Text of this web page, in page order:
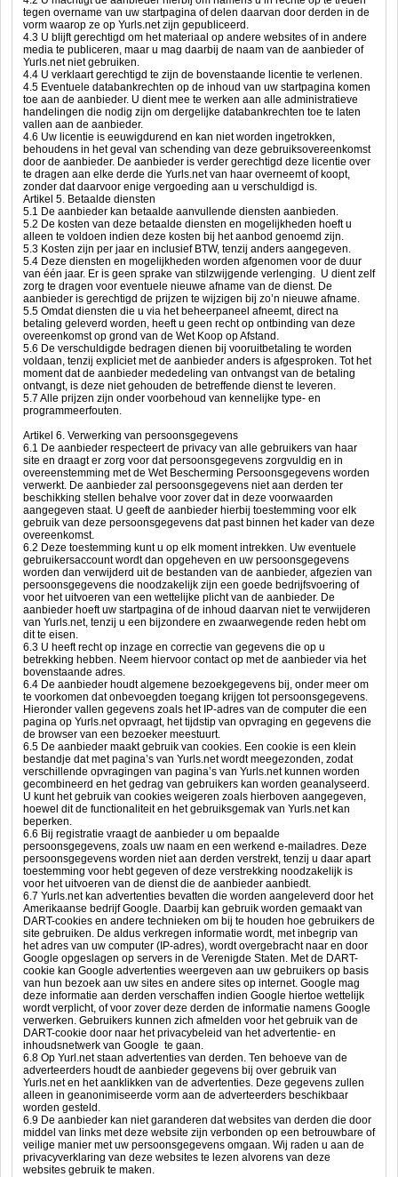
tegen overname van uw startpagina of delen daarvan door derden in de
vorm waarop ze op Yurls.net zijn gepubliceerd.
4.3 U blijft gerechtigd om het materiaal op andere websites of in andere
media te publiceren, maar u mag daarbij de naam van de aanbieder of
Yurls.net niet gebruiken.
4.4 U verklaart gerechtigd te zijn de bovenstaande licentie te verlenen.
4.5 Eventuele databankrechten op de inhoud van uw startpagina komen
toe aan de aanbieder. U dient mee te werken aan alle administratieve
handelingen die nodig zijn om dergelijke databankrechten toe te laten
vallen aan de aanbieder.
4.6 Uw licentie is eeuwigdurend en kan niet worden ingetrokken,
behoudens in het geval van schending van deze gebruiksovereenkomst
door de aanbieder. De aanbieder is verder gerechtigd deze licentie over
te dragen aan elke derde die Yurls.net van haar overneemt of koopt,
zonder dat daarvoor enige vergoeding aan u verschuldigd is.
Artikel 5. Betaalde diensten
5.1 De aanbieder kan betaalde aanvullende diensten aanbieden.
5.2 De kosten van deze betaalde diensten en mogelijkheden hoeft u
alleen te voldoen indien deze kosten bij het aanbod genoemd zijn.
5.3 Kosten zijn per jaar en inclusief BTW, tenzij anders aangegeven.
5.4 Deze diensten en mogelijkheden worden afgenomen voor de duur
van één jaar. Er is geen sprake van stilzwijgende verlenging. U dient zelf
zorg te dragen voor eventuele nieuwe afname van de dienst. De
aanbieder is gerechtigd de prijzen te wijzigen bij zo’n nieuwe afname.
5.5 Omdat diensten die u via het beheerpaneel afneemt, direct na
betaling geleverd worden, heeft u geen recht op ontbinding van deze
overeenkomst op grond van de Wet Koop op Afstand.
5.6 De verschuldigde bedragen dienen bij vooruitbetaling te worden
voldaan, tenzij expliciet met de aanbieder anders is afgesproken. Tot het
moment dat de aanbieder mededeling van ontvangst van de betaling
ontvangt, is deze niet gehouden de betreffende dienst te leveren.
5.7 Alle prijzen zijn onder voorbehoud van kennelijke type- en
programmeerfouten.
Artikel 6. Verwerking van persoonsgegevens
6.1 De aanbieder respecteert de privacy van alle gebruikers van haar
site en draagt er zorg voor dat persoonsgegevens zorgvuldig en in
overeenstemming met de Wet Bescherming Persoonsgegevens worden
verwerkt. De aanbieder zal persoonsgegevens niet aan derden ter
beschikking stellen behalve voor zover dat in deze voorwaarden
aangegeven staat. U geeft de aanbieder hierbij toestemming voor elk
gebruik van deze persoonsgegevens dat past binnen het kader van deze
overeenkomst.
6.2 Deze toestemming kunt u op elk moment intrekken. Uw eventuele
gebruikersaccount wordt dan opgeheven en uw persoonsgegevens
worden dan verwijderd uit de bestanden van de aanbieder, afgezien van
persoonsgegevens die noodzakelijk zijn een goede bedrijfsvoering of
voor het uitvoeren van een wettelijke plicht van de aanbieder. De
aanbieder hoeft uw startpagina of de inhoud daarvan niet te verwijderen
van Yurls.net, tenzij u een bijzondere en zwaarwegende reden hebt om
dit te eisen.
6.3 U heeft recht op inzage en correctie van gegevens die op u
betrekking hebben. Neem hiervoor contact op met de aanbieder via het
bovenstaande adres.
6.4 De aanbieder houdt algemene bezoekgegevens bij, onder meer om
te voorkomen dat onbevoegden toegang krijgen tot persoonsgegevens.
Hieronder vallen gegevens zoals het IP-adres van de computer die een
pagina op Yurls.net opvraagt, het tijdstip van opvraging en gegevens die
de browser van een bezoeker meestuurt.
6.5 De aanbieder maakt gebruik van cookies. Een cookie is een klein
bestandje dat met pagina’s van Yurls.net wordt meegezonden, zodat
verschillende opvragingen van pagina’s van Yurls.net kunnen worden
gecombineerd en het gedrag van gebruikers kan worden geanalyseerd.
U kunt het gebruik van cookies weigeren zoals hierboven aangegeven,
hoewel dit de functionaliteit en het gebruiksgemak van Yurls.net kan
beperken.
6.6 Bij registratie vraagt de aanbieder u om bepaalde
persoonsgegevens, zoals uw naam en een werkend e-mailadres. Deze
persoonsgegevens worden niet aan derden verstrekt, tenzij u daar apart
toestemming voor hebt gegeven of deze verstrekking noodzakelijk is
voor het uitvoeren van de dienst die de aanbieder aanbiedt.
6.7 Yurls.net kan advertenties bevatten die worden aangeleverd door het
Amerikaanse bedrijf Google. Daarbij kan gebruik worden gemaakt van
DART-cookies en andere technieken om bij te houden hoe gebruikers de
site gebruiken. De aldus verkregen informatie wordt, met inbegrip van
het adres van uw computer (IP-adres), wordt overgebracht naar en door
Google opgeslagen op servers in de Verenigde Staten. Met de DART-
cookie kan Google advertenties weergeven aan uw gebruikers op basis
van hun bezoek aan uw sites en andere sites op internet. Google mag
deze informatie aan derden verschaffen indien Google hiertoe wettelijk
wordt verplicht, of voor zover deze derden de informatie namens Google
verwerken. Gebruikers kunnen zich afmelden voor het gebruik van de
DART-cookie door naar het privacybeleid van het advertentie- en
inhoudsnetwerk van Google te gaan.
6.8 Op Yurl.net staan advertenties van derden. Ten behoeve van de
adverteerders houdt de aanbieder gegevens bij over gebruik van
Yurls.net en het aanklikken van de advertenties. Deze gegevens zullen
alleen in geanonimiseerde vorm aan de adverteerders beschikbaar
worden gesteld.
6.9 De aanbieder kan niet garanderen dat websites van derden die door
middel van links met deze website zijn verbonden op een betrouwbare of
veilige manier met uw persoonsgegevens omgaan. Wij raden u aan de
privacyverklaring van deze websites te lezen alvorens van deze
websites gebruik te maken.